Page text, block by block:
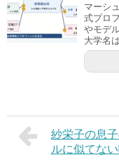
マーシ
式プロ
やモデ
大学名
紗栄子の息
ルに似てな